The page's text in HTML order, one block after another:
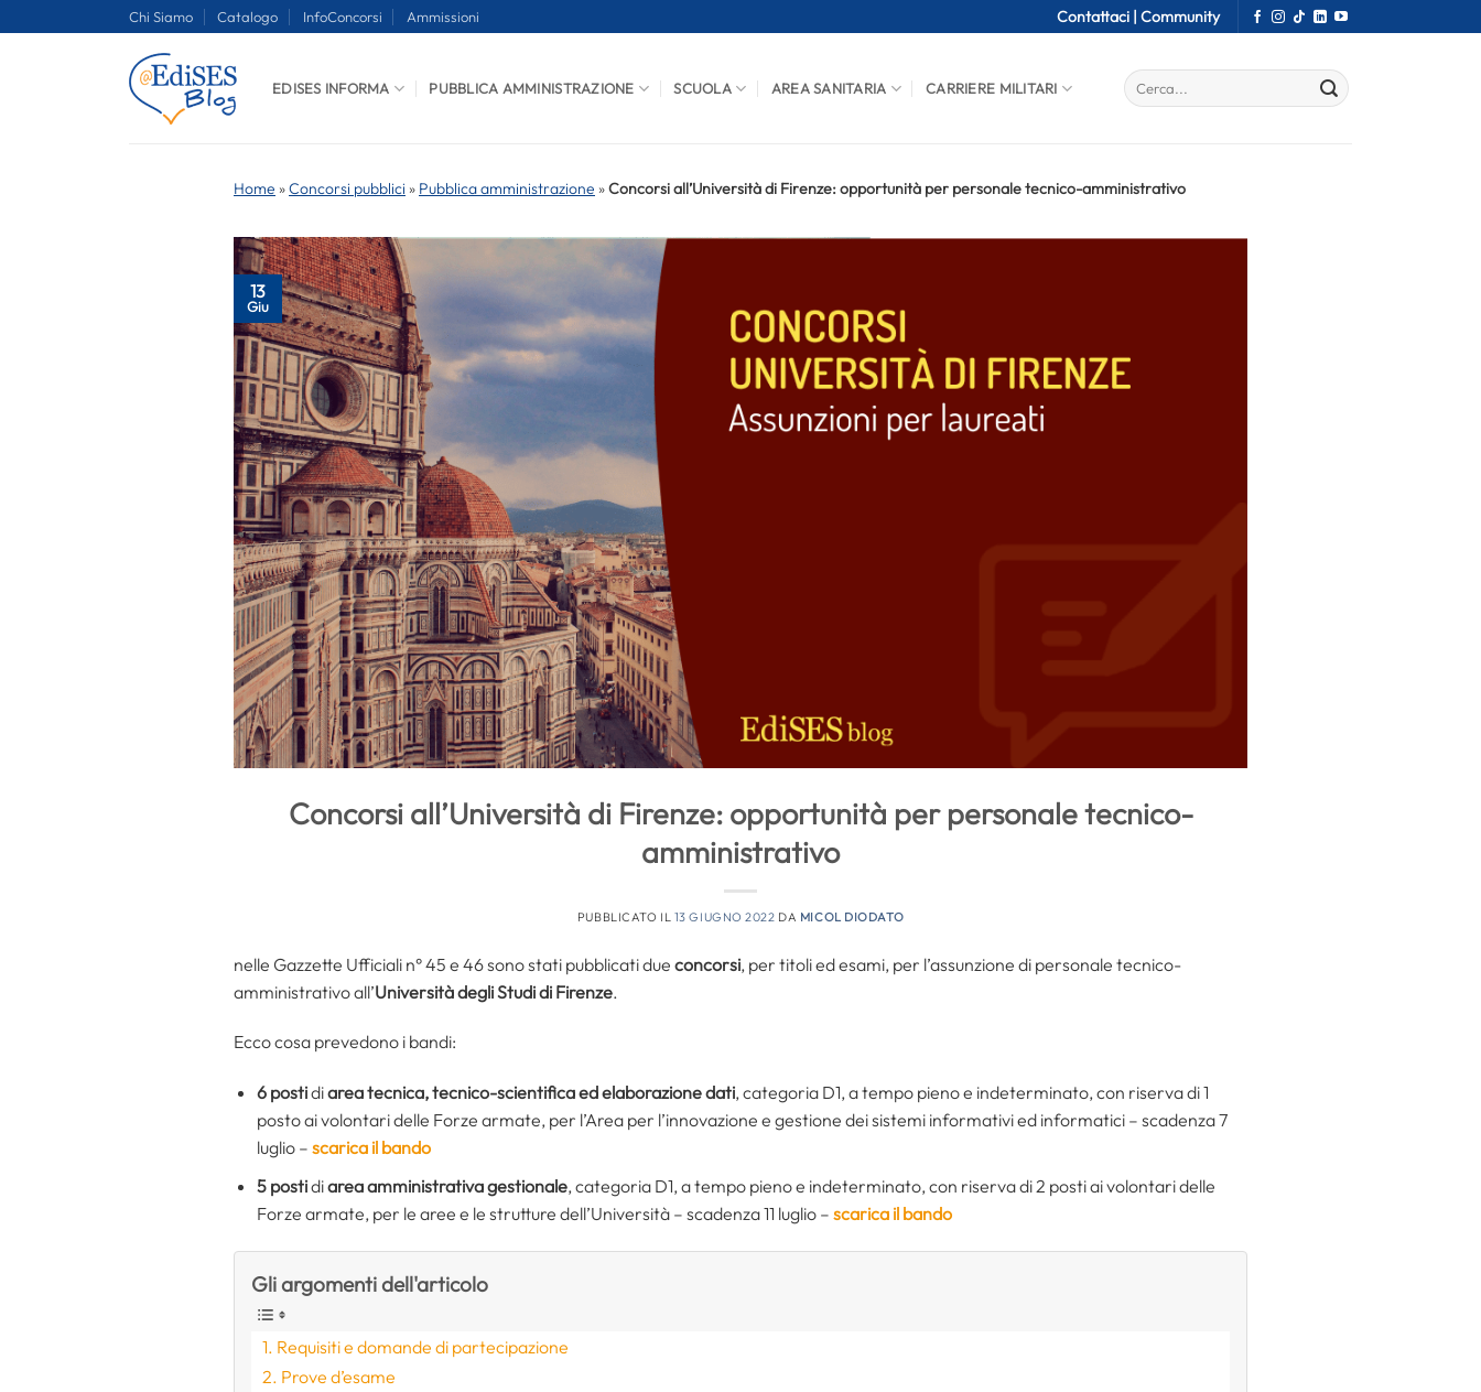
Chi Siamo Catalogo InfoConcorsi Ammissioni Contattaci | Community
EDISES INFORMA PUBBLICA AMMINISTRAZIONE SCUOLA AREA SANITARIA CARRIERE MILITARI
Home »Concorsi pubblici » Pubblica amministrazione »Concorsi all’Università di Firenze: opportunità per personale tecnico-amministrativo
13
Giu
Concorsi all’Università di Firenze: opportunità per personale tecnico-
amministrativo
PUBBLICATO IL 13 GIUGNO 2022 DA MICOL DIODATO
nelle Gazzette Ufficiali n° 45 e 46 sono stati pubblicati due concorsi, per titoli ed esami, per l’assunzione di personale tecnico-
amministrativo all’Università degli Studi di Firenze.
Ecco cosa prevedono i bandi:
6 postidiarea tecnica, tecnico-scientifica ed elaborazione dati, categoria D1, a tempo pieno e indeterminato, con riserva di 1
posto ai volontari delle Forze armate, per l’Area per l’innovazione e gestione dei sistemi informativi ed informatici – scadenza 7
luglio – scarica il bando
5 postidiarea amministrativa gestionale, categoria D1, a tempo pieno e indeterminato, con riserva di 2 posti ai volontari delle
Forze armate, per le aree e le strutture dell’Università – scadenza 11 luglio – scarica il bando
Gli argomenti dell'articolo
Requisiti e domande di partecipazione
Prove d’esame